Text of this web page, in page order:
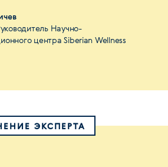
Научно-
центра Siberian Wellness
ЭКСПЕРТА